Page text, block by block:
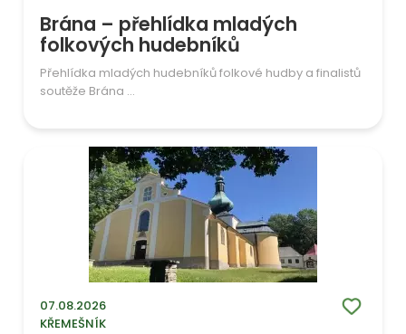
Brána – přehlídka mladých
folkových hudebníků
Přehlídka mladých hudebníků folkové hudby a finalistů
soutěže Brána ...
07.08.2026
KŘEMEŠNÍK